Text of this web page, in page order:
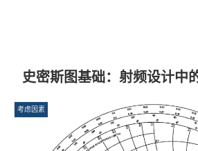
史密斯图基础：射频设计中
考虑因素